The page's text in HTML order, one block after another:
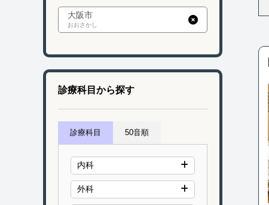
大阪市
おおさかし
診療科目から探す
診療科目 50音順
内科
外科